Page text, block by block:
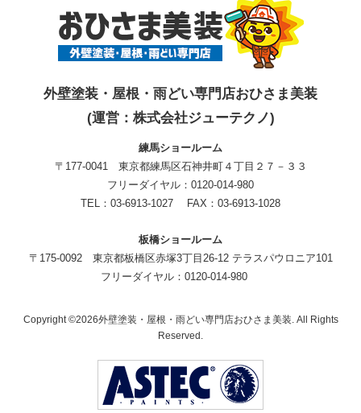
外壁塗装・屋根・雨どい専門店おひさま美装
(運営：株式会社ジューテクノ)
練馬ショールーム
〒177-0041 東京都練馬区石神井町４丁目２７－３３
フリーダイヤル：0120-014-980
TEL：03-6913-1027 FAX：03-6913-1028
板橋ショールーム
〒175-0092 東京都板橋区赤塚3丁目26-12 テラスパウロニア101
フリーダイヤル：0120-014-980
Copyright ©2026外壁塗装・屋根・雨どい専門店おひさま美装. All Rights
Reserved.